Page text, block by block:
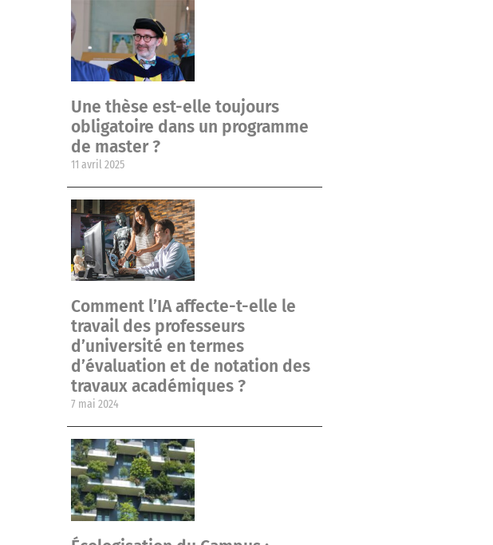
Une thèse est-elle toujours
obligatoire dans un programme
de master ?
11 avril 2025
Comment l’IA affecte-t-elle le
travail des professeurs
d’université en termes
d’évaluation et de notation des
travaux académiques ?
7 mai 2024